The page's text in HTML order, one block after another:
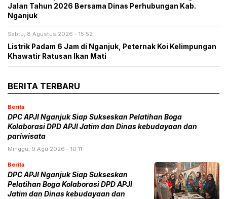
Jalan Tahun 2026 Bersama Dinas Perhubungan Kab.
Nganjuk
Sabtu, 8 Agustus 2026 - 15:52
Listrik Padam 6 Jam di Nganjuk, Peternak Koi Kelimpungan
Khawatir Ratusan Ikan Mati
BERITA TERBARU
Berita
DPC APJI Nganjuk Siap Sukseskan Pelatihan Boga
Kolaborasi DPD APJI Jatim dan Dinas kebudayaan dan
pariwisata
Minggu, 9 Agu 2026 - 10:11
Berita
DPC APJI Nganjuk Siap Sukseskan
Pelatihan Boga Kolaborasi DPD APJI
Jatim dan Dinas kebudayaan dan